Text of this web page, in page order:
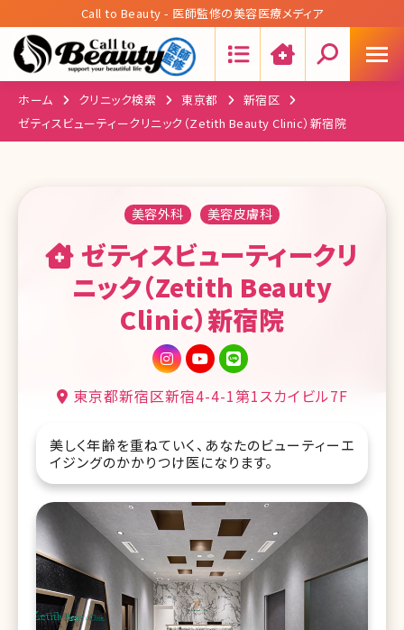
Call to Beauty - 医師監修の美容医療メディア
ホーム クリニック検索 東京都
新宿区
ゼティスビューティークリニック（Zetith Beauty Clinic）新宿院
美容外科 美容皮膚科
ゼティスビューティークリ
ニック（Zetith Beauty
Clinic）新宿院
東京都新宿区新宿4-4-1第1スカイビル7F
美しく年齢を重ねていく、あなたのビューティーエ
イジングのかかりつけ医になります。